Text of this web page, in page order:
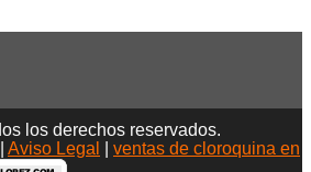
los derechos reservados.
Aviso Legal ventas de cloroquina en